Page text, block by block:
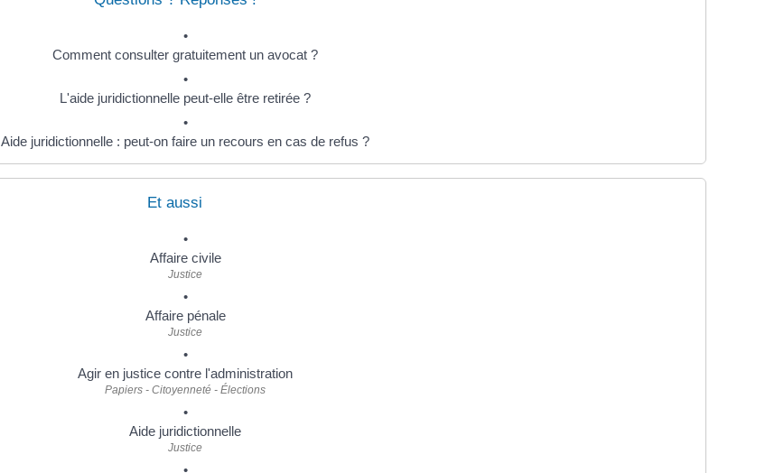
Comment consulter gratuitement un avocat ?
L'aide juridictionnelle peut-elle être retirée ?
Aide juridictionnelle : peut-on faire un recours en cas de refus ?
Et aussi
Affaire civile
Justice
Affaire pénale
Justice
Agir en justice contre l'administration
Papiers - Citoyenneté - Élections
Aide juridictionnelle
Justice